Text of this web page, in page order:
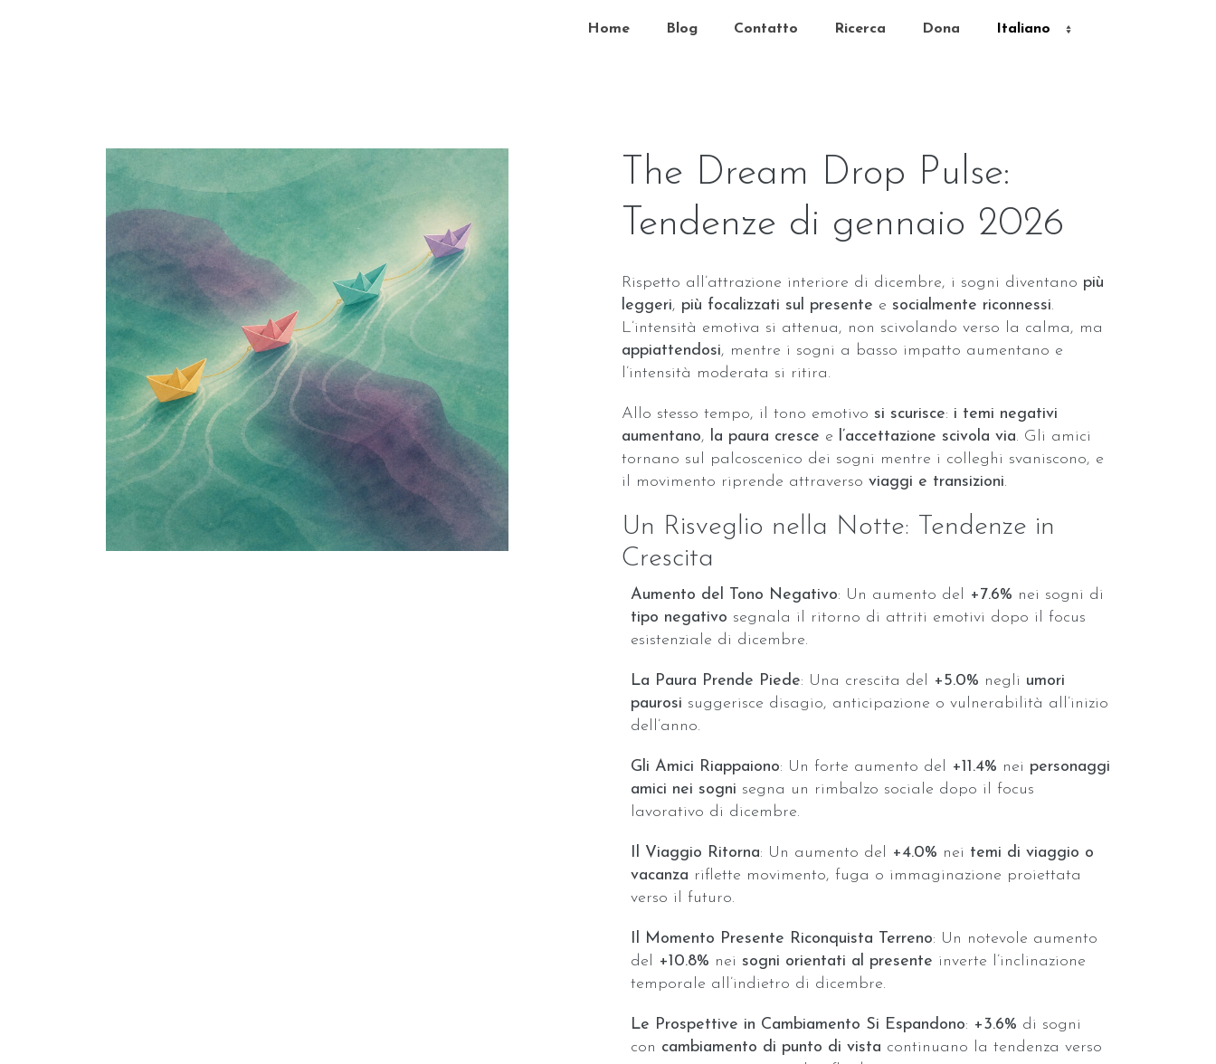
Home Blog Contatto Ricerca Dona
The Dream Drop Pulse:
Tendenze di gennaio 2026
Rispetto all’attrazione interiore di dicembre, i sogni diventano più
leggeri, più focalizzati sul presente e socialmente riconnessi.
L’intensità emotiva si attenua, non scivolando verso la calma, ma
appiattendosi, mentre i sogni a basso impatto aumentano e
l’intensità moderata si ritira.
Allo stesso tempo, il tono emotivo si scurisce: i temi negativi
aumentano, la paura cresce e l’accettazione scivola via. Gli amici
tornano sul palcoscenico dei sogni mentre i colleghi svaniscono, e
il movimento riprende attraverso viaggi e transizioni.
Un Risveglio nella Notte: Tendenze in
Crescita
Aumento del Tono Negativo: Un aumento del +7.6% nei sogni di
tipo negativo segnala il ritorno di attriti emotivi dopo il focus
esistenziale di dicembre.
La Paura Prende Piede: Una crescita del +5.0% negli umori
paurosi suggerisce disagio, anticipazione o vulnerabilità all’inizio
dell’anno.
Gli Amici Riappaiono: Un forte aumento del +11.4% nei personaggi
amici nei sogni segna un rimbalzo sociale dopo il focus
lavorativo di dicembre.
Il Viaggio Ritorna: Un aumento del +4.0% nei temi di viaggio o
vacanza riflette movimento, fuga o immaginazione proiettata
verso il futuro.
Il Momento Presente Riconquista Terreno: Un notevole aumento
del +10.8% nei sogni orientati al presente inverte l’inclinazione
temporale all’indietro di dicembre.
Le Prospettive in Cambiamento Si Espandono: +3.6% di sogni
con cambiamento di punto di vista continuano la tendenza verso